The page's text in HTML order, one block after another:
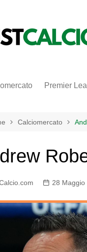
Premier
Calciomercato
28 Maggio